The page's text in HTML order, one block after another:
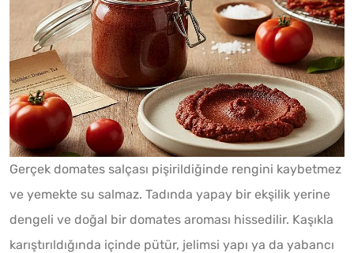
Gerçek domates salçası pişirildiğinde rengini kaybetmez
ve yemekte su salmaz. Tadında yapay bir ekşilik yerine
dengeli ve doğal bir domates aroması hissedilir. Kaşıkla
karıştırıldığında içinde pütür, jelimsi yapı ya da yabancı